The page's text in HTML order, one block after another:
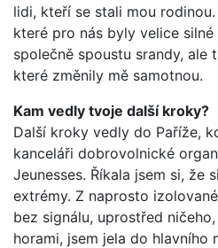
lidi, kteří se stali mou
které pro nás byly velice
společně spoustu srandy, ale
které změnily mě samotnou.
Kam vedly tvoje další kroky?
Další kroky vedly do Paříže,
kanceláři dobrovolnické
Jeunesses. Říkala jsem si, že
extrémy. Z naprosto
bez signálu, uprostřed
horami, jsem jela do hlavního